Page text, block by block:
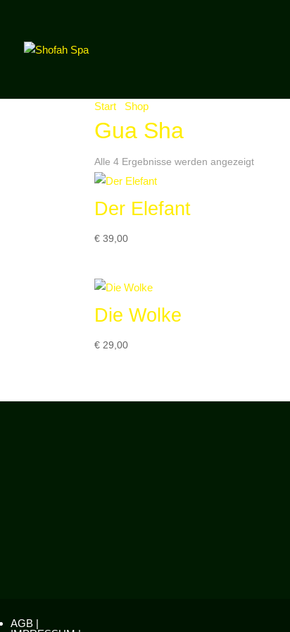
Start Shop
Gua Sha
Alle 4 Ergebnisse werden angezeigt
Der Elefant
€ 39,00
Die Wolke
€ 29,00
AGB |